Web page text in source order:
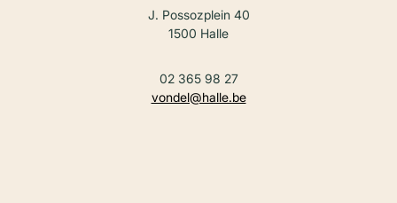
J. Possozplein 40
1500 Halle
02 365 98 27
vondel@halle.be